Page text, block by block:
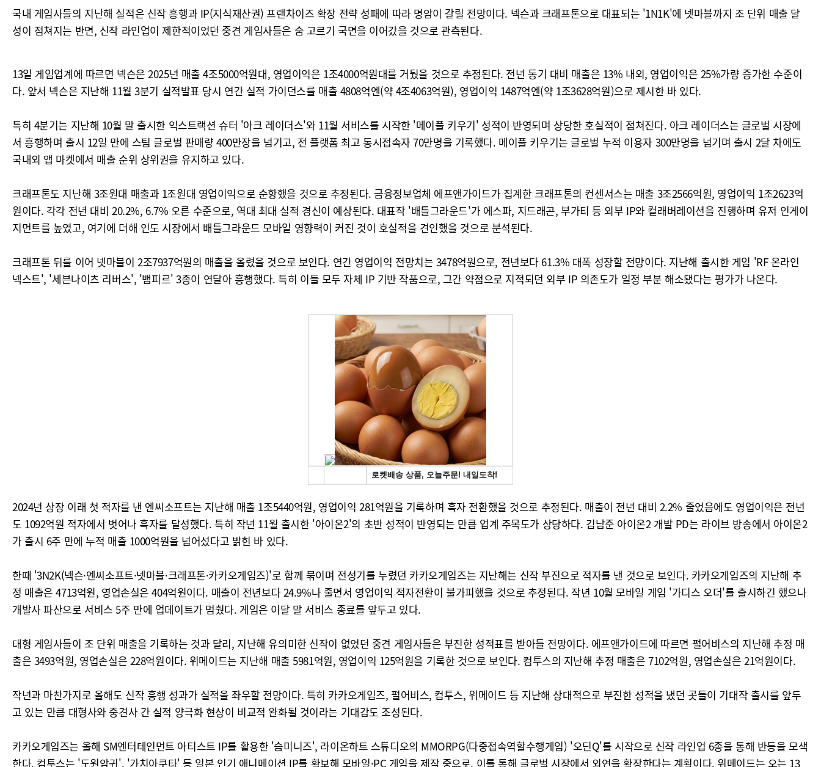
국내 게임사들의 지난해 실적은 신작 흥행과 IP(지식재산권) 프랜차이즈 확장 전략 성패에 따라 명암이 갈릴 전망이다. 넥슨과 크래프톤으로 대표되는 '1N1K'에 넷마블까지 조 단위 매출 달
성이 점쳐지는 반면, 신작 라인업이 제한적이었던 중견 게임사들은 숨 고르기 국면을 이어갔을 것으로 관측된다.
13일 게임업계에 따르면 넥슨은 2025년 매출 4조5000억원대, 영업이익은 1조4000억원대를 거뒀을 것으로 추정된다. 전년 동기 대비 매출은 13% 내외, 영업이익은 25%가량 증가한 수준이
다. 앞서 넥슨은 지난해 11월 3분기 실적발표 당시 연간 실적 가이던스를 매출 4808억엔(약 4조4063억원), 영업이익 1487억엔(약 1조3628억원)으로 제시한 바 있다.
특히 4분기는 지난해 10월 말 출시한 익스트랙션 슈터 '아크 레이더스'와 11월 서비스를 시작한 '메이플 키우기' 성적이 반영되며 상당한 호실적이 점쳐진다. 아크 레이더스는 글로벌 시장에
서 흥행하며 출시 12일 만에 스팀 글로벌 판매량 400만장을 넘기고, 전 플랫폼 최고 동시접속자 70만명을 기록했다. 메이플 키우기는 글로벌 누적 이용자 300만명을 넘기며 출시 2달 차에도
국내외 앱 마켓에서 매출 순위 상위권을 유지하고 있다.
크래프톤도 지난해 3조원대 매출과 1조원대 영업이익으로 순항했을 것으로 추정된다. 금융정보업체 에프앤가이드가 집계한 크래프톤의 컨센서스는 매출 3조2566억원, 영업이익 1조2623억
원이다. 각각 전년 대비 20.2%, 6.7% 오른 수준으로, 역대 최대 실적 경신이 예상된다. 대표작 '배틀그라운드'가 에스파, 지드래곤, 부가티 등 외부 IP와 컬래버레이션을 진행하며 유저 인게이
지먼트를 높였고, 여기에 더해 인도 시장에서 배틀그라운드 모바일 영향력이 커진 것이 호실적을 견인했을 것으로 분석된다.
크래프톤 뒤를 이어 넷마블이 2조7937억원의 매출을 올렸을 것으로 보인다. 연간 영업이익 전망치는 3478억원으로, 전년보다 61.3% 대폭 성장할 전망이다. 지난해 출시한 게임 'RF 온라인
넥스트', '세븐나이츠 리버스', '뱀피르' 3종이 연달아 흥행했다. 특히 이들 모두 자체 IP 기반 작품으로, 그간 약점으로 지적되던 외부 IP 의존도가 일정 부분 해소됐다는 평가가 나온다.
2024년 상장 이래 첫 적자를 낸 엔씨소프트는 지난해 매출 1조5440억원, 영업이익 281억원을 기록하며 흑자 전환했을 것으로 추정된다. 매출이 전년 대비 2.2% 줄었음에도 영업이익은 전년
도 1092억원 적자에서 벗어나 흑자를 달성했다. 특히 작년 11월 출시한 '아이온2'의 초반 성적이 반영되는 만큼 업계 주목도가 상당하다. 김남준 아이온2 개발 PD는 라이브 방송에서 아이온2
가 출시 6주 만에 누적 매출 1000억원을 넘어섰다고 밝힌 바 있다.
한때 '3N2K(넥슨·엔씨소프트·넷마블·크래프톤·카카오게임즈)'로 함께 묶이며 전성기를 누렸던 카카오게임즈는 지난해는 신작 부진으로 적자를 낸 것으로 보인다. 카카오게임즈의 지난해 추
정 매출은 4713억원, 영업손실은 404억원이다. 매출이 전년보다 24.9%나 줄면서 영업이익 적자전환이 불가피했을 것으로 추정된다. 작년 10월 모바일 게임 '가디스 오더'를 출시하긴 했으나
개발사 파산으로 서비스 5주 만에 업데이트가 멈췄다. 게임은 이달 말 서비스 종료를 앞두고 있다.
대형 게임사들이 조 단위 매출을 기록하는 것과 달리, 지난해 유의미한 신작이 없었던 중견 게임사들은 부진한 성적표를 받아들 전망이다. 에프앤가이드에 따르면 펄어비스의 지난해 추정 매
출은 3493억원, 영업손실은 228억원이다. 위메이드는 지난해 매출 5981억원, 영업이익 125억원을 기록한 것으로 보인다. 컴투스의 지난해 추정 매출은 7102억원, 영업손실은 21억원이다.
작년과 마찬가지로 올해도 신작 흥행 성과가 실적을 좌우할 전망이다. 특히 카카오게임즈, 펄어비스, 컴투스, 위메이드 등 지난해 상대적으로 부진한 성적을 냈던 곳들이 기대작 출시를 앞두
고 있는 만큼 대형사와 중견사 간 실적 양극화 현상이 비교적 완화될 것이라는 기대감도 조성된다.
카카오게임즈는 올해 SM엔터테인먼트 아티스트 IP를 활용한 '슴미니즈', 라이온하트 스튜디오의 MMORPG(다중접속역할수행게임) '오딘Q'를 시작으로 신작 라인업 6종을 통해 반등을 모색
한다. 컴투스는 '도원암귀', '가치아쿠타' 등 일본 인기 애니메이션 IP를 확보해 모바일·PC 게임을 제작 중으로, 이를 통해 글로벌 시장에서 외연을 확장한다는 계획이다. 위메이드는 오는 13